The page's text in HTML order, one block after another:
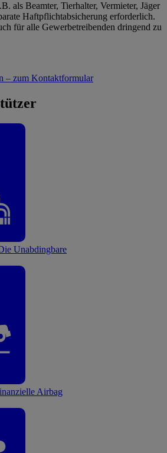
als Beamter, Tierhalter, Vermieter, Jäger
Haftpflichtabsicherung erforderlich.
für alle Gewerbetreibenden dringend zu
– zum Kontaktformular
Unabdingbare
Airbag